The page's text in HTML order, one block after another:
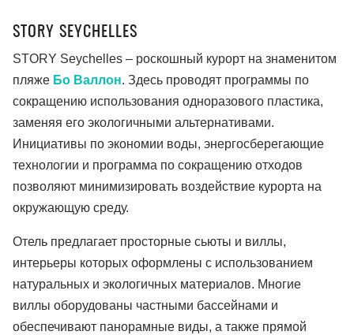
STORY SEYCHELLES
STORY Seychelles – роскошный курорт на знаменитом
пляже Бо Валлон. Здесь проводят программы по
сокращению использования одноразового пластика,
заменяя его экологичными альтернативами.
Инициативы по экономии воды, энергосберегающие
технологии и программа по сокращению отходов
позволяют минимизировать воздействие курорта на
окружающую среду.
Отель предлагает просторные сьюты и виллы,
интерьеры которых оформлены с использованием
натуральных и экологичных материалов. Многие
виллы оборудованы частными бассейнами и
обеспечивают панорамные виды, а также прямой